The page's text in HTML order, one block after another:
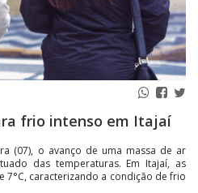
frio intenso em Itajaí
(07), o avanço de uma massa de ar
das temperaturas. Em Itajaí, as
7°C, caracterizando a condição de frio